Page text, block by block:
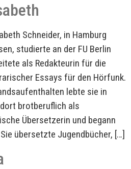
Schneider, in Hamburg
studierte an der FU Berlin
als Redakteurin für die
Essays für den Hörfunk.
lebte sie in
brotberuflich als
Übersetzerin und begann
übersetzte Jugendbücher, […]